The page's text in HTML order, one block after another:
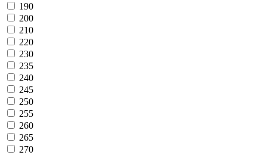
190
200
210
220
230
235
240
245
250
255
260
265
270